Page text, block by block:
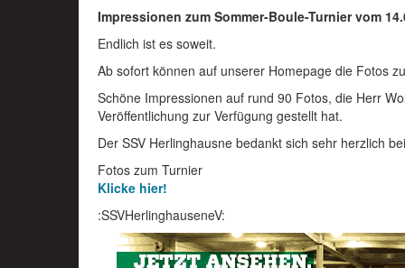
Impressionen zum Sommer-Boule-Turnier vom
Endlich ist es soweit.
Ab sofort können auf unserer Homepage die Fotos
Schöne Impressionen auf rund 90 Fotos, die Herr
Veröffentlichung zur Verfügung gestellt hat.
Der SSV Herlinghausne bedankt sich sehr herzlich
Fotos zum Turnier
Klicke hier!
:SSVHerlinghauseneV: